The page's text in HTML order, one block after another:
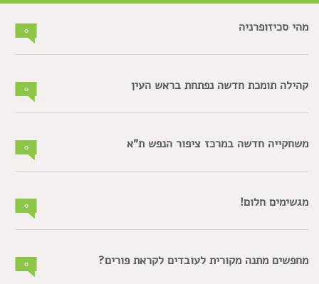
מהי סכיזופרניה
קהילה תומכת חדשה נפתחת בראש העין
משחקייה חדשה במרכז ציפור הנפש ת"א
מגשימים חלום!
מחפשים מתנה מקורית לעובדים לקראת פורים?